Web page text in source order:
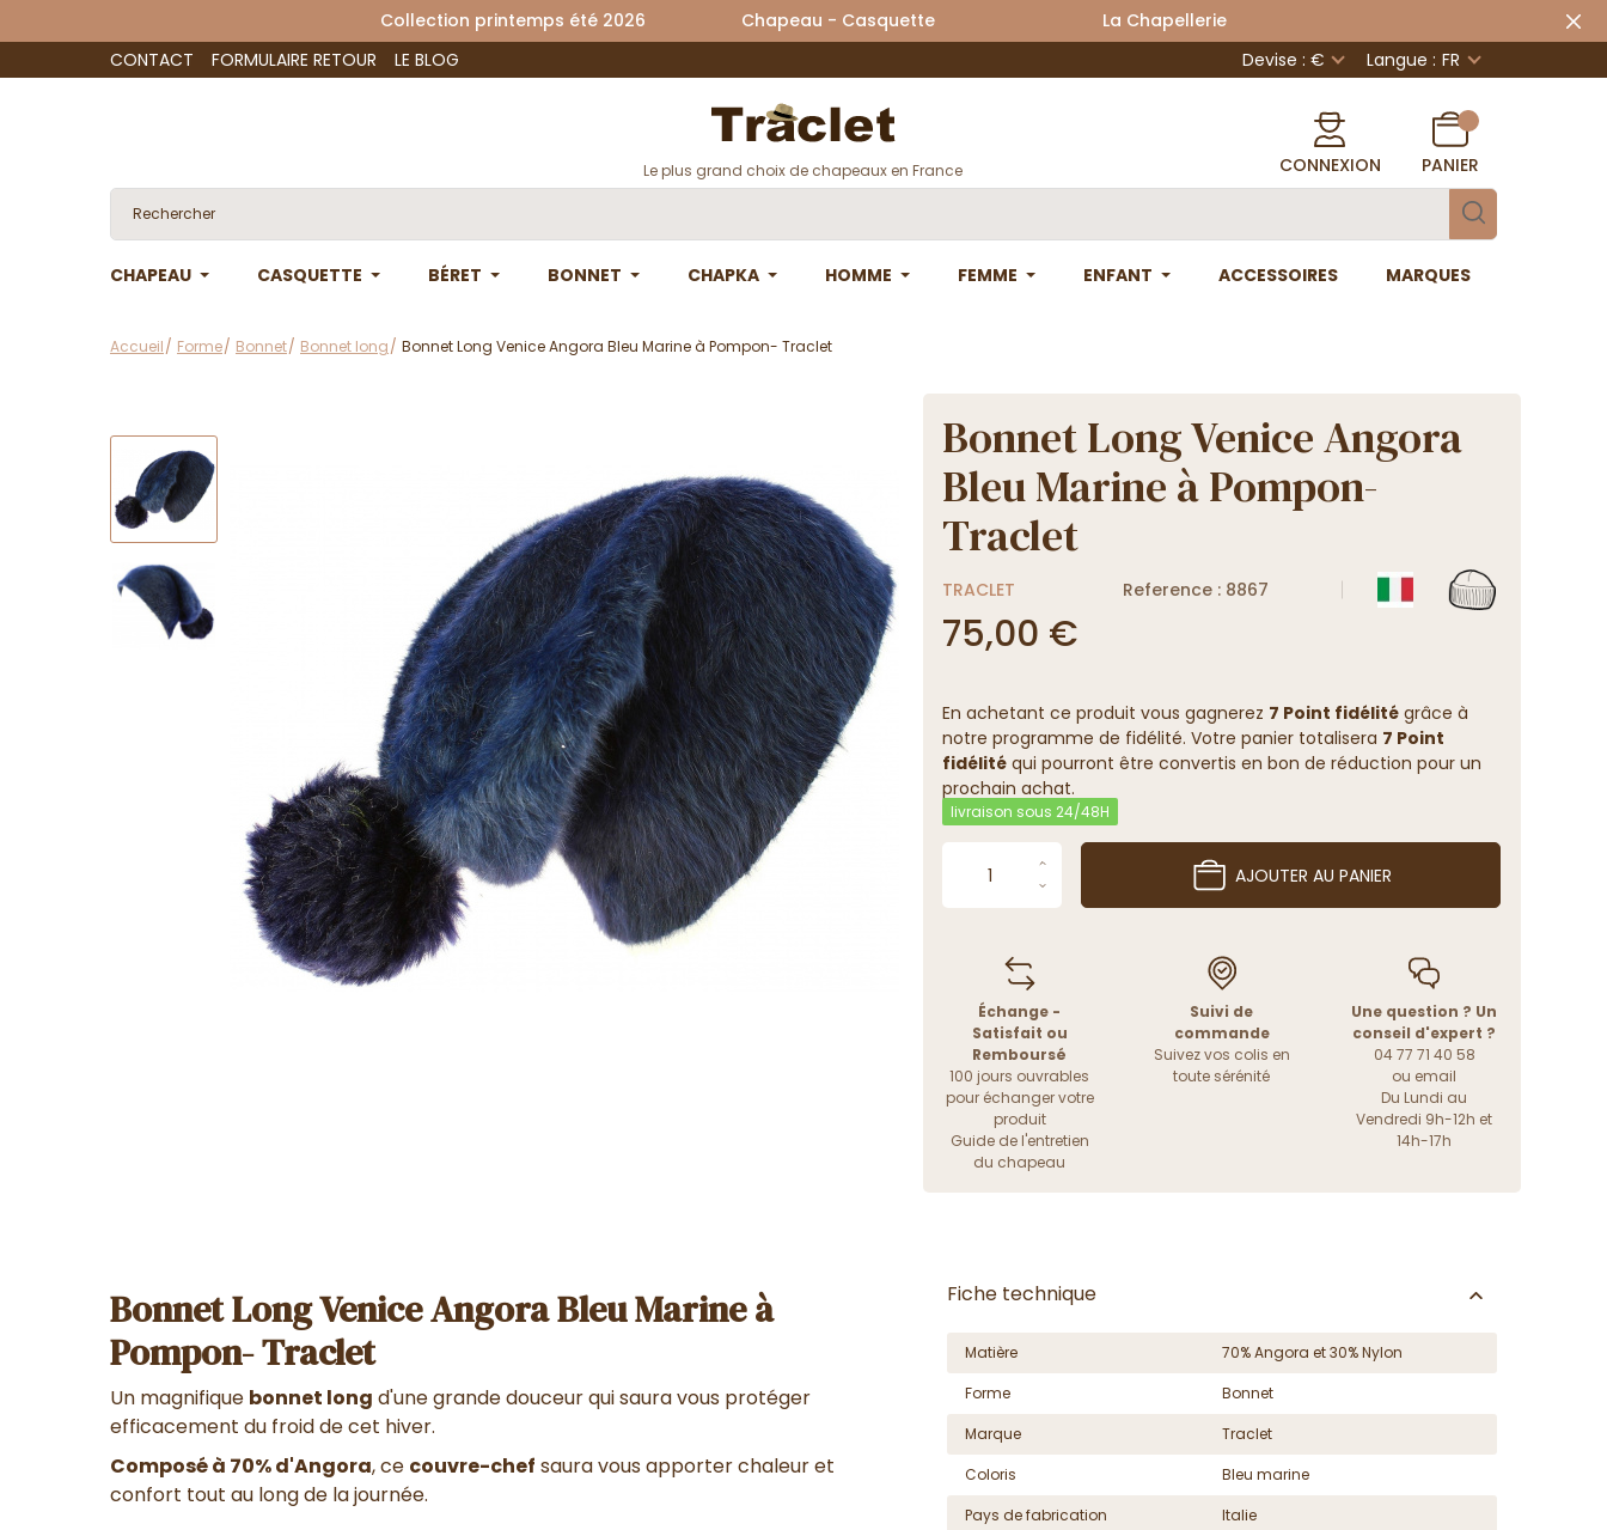
Collection printemps été 2026 Chapeau - Casquette La Chapellerie
CONTACT
FORMULAIRE RETOUR LE BLOG Devise : € Langue : FR
Le plus grand choix de chapeaux en France CONNEXION PANIER
CHAPEAU CASQUETTE BÉRET BONNET CHAPKA HOMME FEMME ENFANT ACCESSOIRES MARQUES
Accueil Forme Bonnet Bonnet long Bonnet Long Venice Angora Bleu Marine à Pompon- Traclet
Bonnet Long Venice Angora
Bleu Marine à Pompon-
Traclet
TRACLET Reference : 8867
75,00 €
En achetant ce produit vous gagnerez 7 Point fidélitégrâce à
notre programme de fidélité. Votre panier totalisera 7 Point
fidélitéqui pourront être convertis en bon de réduction pour un
prochain achat.
livraison sous 24/48H
AJOUTER AU PANIER
Échange -
Satisfait ou
Remboursé
100 jours ouvrables
pour échanger votre
produit
Guide de l'entretien
du chapeau
Suivi de
commande
Suivez vos colis en
toute sérénité
Une question ? Un
conseil d'expert ?
04 77 71 40 58
ou email
Du Lundi au
Vendredi 9h-12h et
14h-17h
Bonnet Long Venice Angora Bleu Marine à
Pompon- Traclet
Un magnifique bonnet long d'une grande douceur qui saura vous protéger
efficacement du froid de cet hiver.
Composé à 70% d'Angora, ce couvre-chef saura vous apporter chaleur et
confort tout au long de la journée.
Fiche technique
Matière
70% Angora et 30% Nylon
Forme
Bonnet
Marque
Traclet
Coloris
Bleu marine
Pays de fabrication
Italie